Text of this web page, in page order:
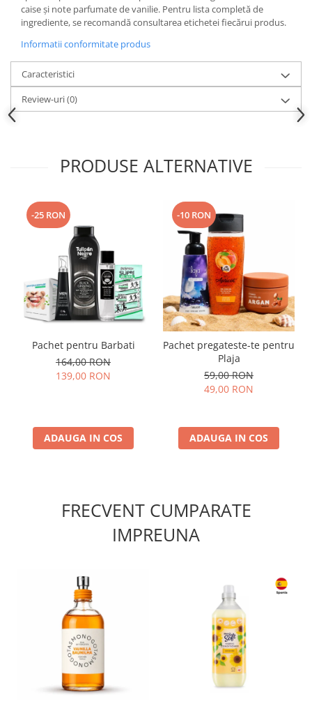
caise și note parfumate de vanilie. Pentru lista completă de
ingrediente, se recomandă consultarea etichetei fiecărui produs.
Informatii conformitate produs
Caracteristici
Review-uri(0)
PRODUSE ALTERNATIVE
-25 RON
Pachet pentru Barbati
164,00 RON
139,00 RON
ADAUGA IN COS
-10 RON
Pachet pregateste-te pentru
Plaja
59,00 RON
49,00 RON
ADAUGA IN COS
FRECVENT CUMPARATE
IMPREUNA